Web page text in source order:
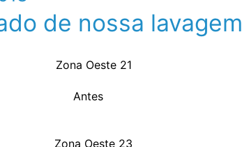
de nossa lavagem
Antes